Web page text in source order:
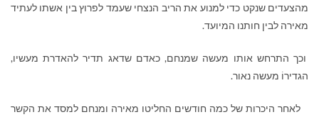
מהצעדים שנקט כדי למנוע את הריב הנצחי שעמד לפרוץ בין אשתו לעתיד
מאירה לבין חותנו המיועד.
וכך התרחש אותו מעשה שמנחם, כאדם שדאג תדיר להאדרת מעשיו,
הגדירוֹ מעשה נאור.
לאחר היכרות של כמה חודשים החליטו מאירה ומנחם למסד את הקשר